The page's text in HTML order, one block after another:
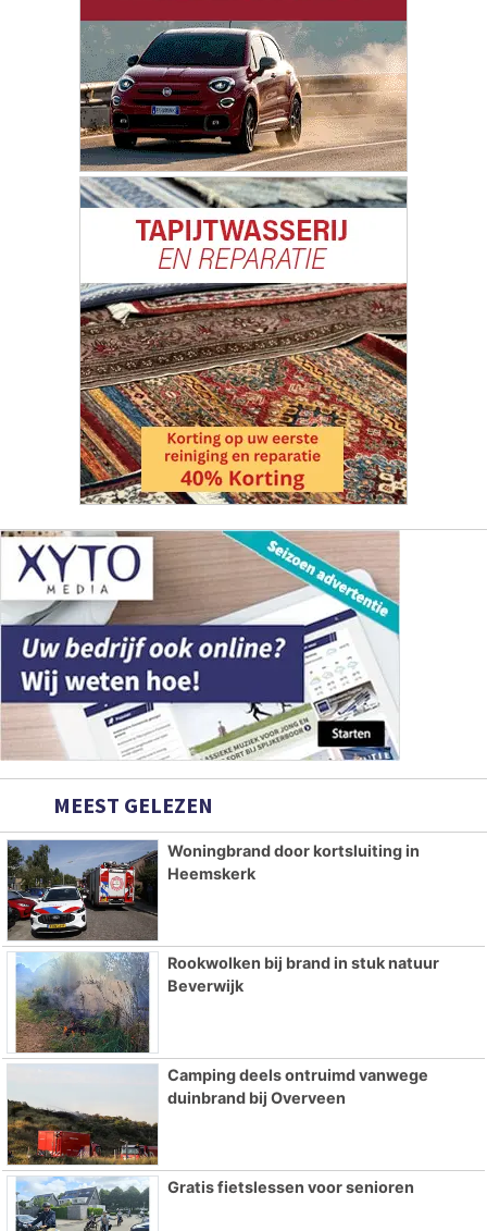
MEEST GELEZEN
Woningbrand door kortsluiting in
Heemskerk
Rookwolken bij brand in stuk natuur
Beverwijk
Camping deels ontruimd vanwege
duinbrand bij Overveen
Gratis fietslessen voor senioren